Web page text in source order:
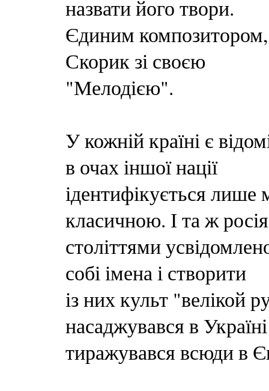
назвати його твори.
Єдиним
Скорик зі своєю
"Мелодією".
У кожній країні є
в очах іншої нації
ідентифікується
класичною. І та ж росія
століттями
собі імена і створити
із них культ "велікой
насаджувався в
тиражувався всюди в